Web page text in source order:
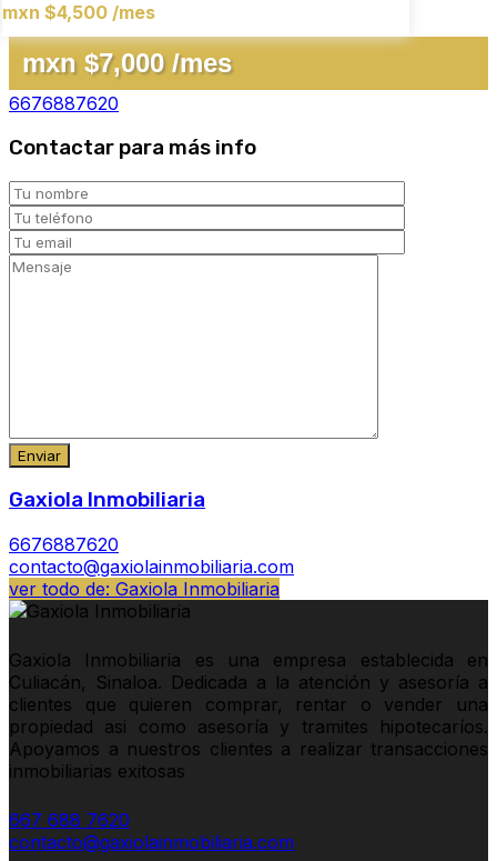
mxn $4,500 /mes
mxn $7,000 /mes
6676887620
Contactar para más info
Gaxiola Inmobiliaria
6676887620
contacto@gaxiolainmobiliaria.com
ver todo de: Gaxiola Inmobiliaria
Gaxiola Inmobiliaria es una empresa establecida en
Culiacán, Sinaloa. Dedicada a la atención y asesoría a
clientes que quieren comprar, rentar o vender una
propiedad asi como asesoría y tramites hipotecaríos.
Apoyamos a nuestros clientes a realizar transacciones
inmobiliarias exitosas
667 688 7620
contacto@gaxiolainmobiliaria.com